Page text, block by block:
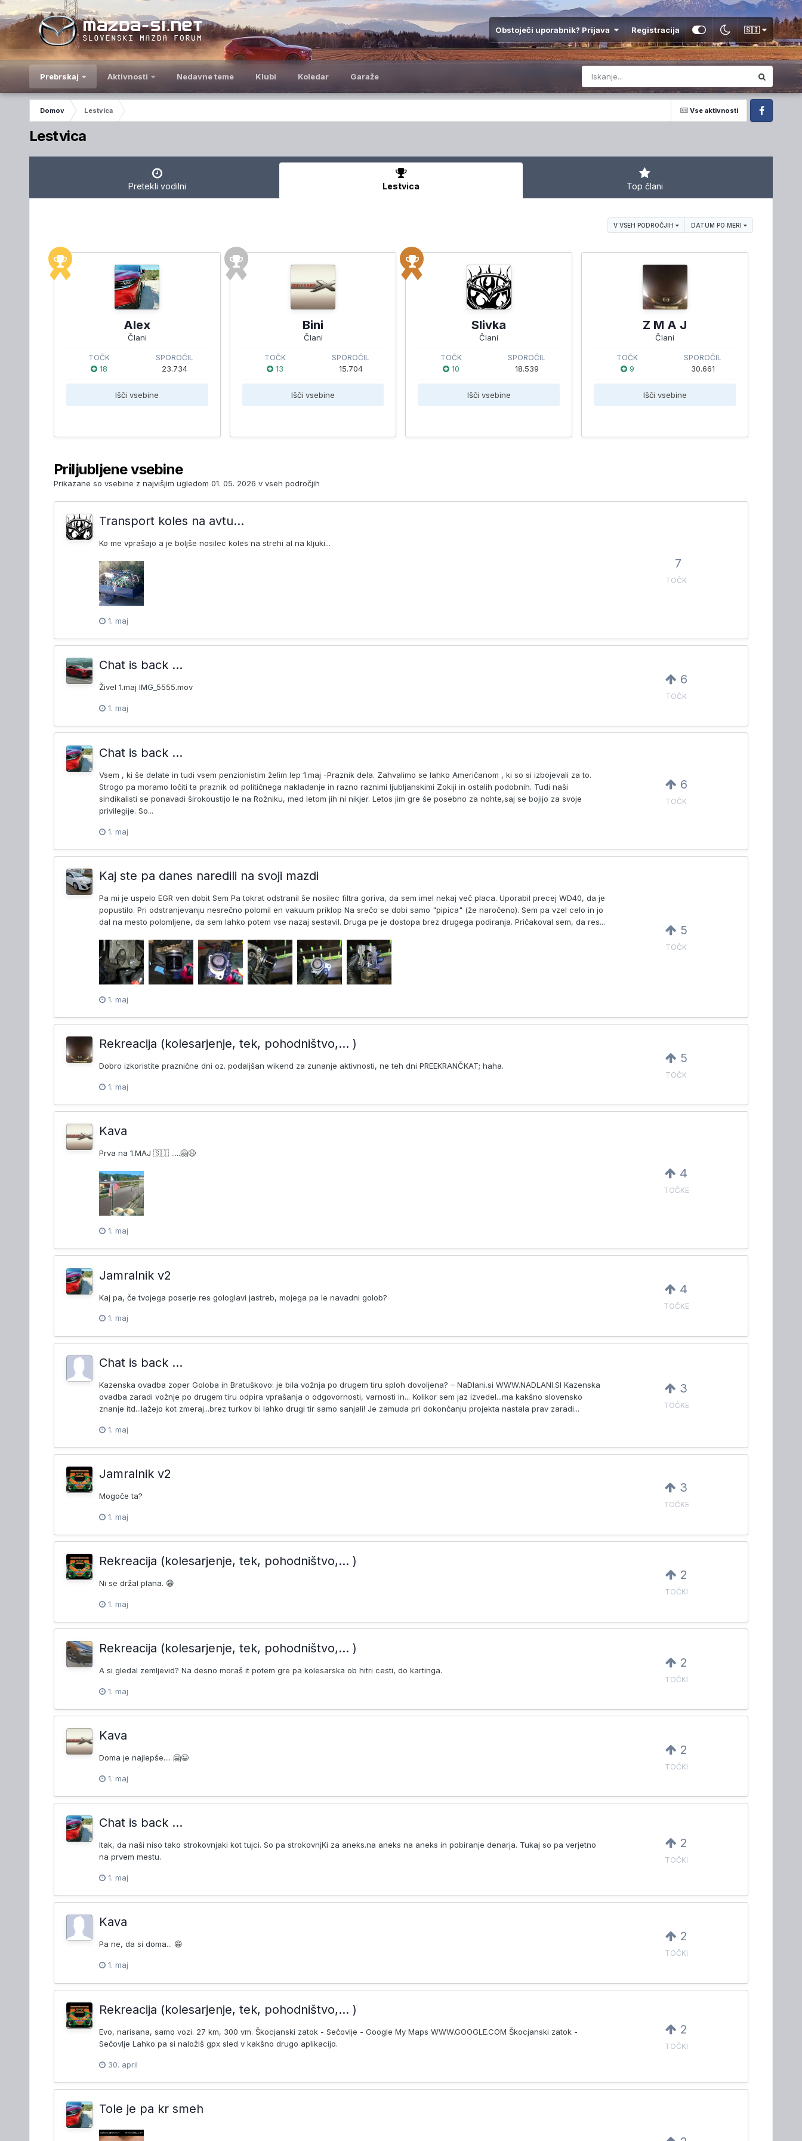
Obstoječi uporabnik? Prijava Registracija 🇸🇮
Prebrskaj Aktivnosti Nedavne teme Klubi Koledar Garaže
Vse aktivnosti
Domov
Lestvica
Facebook
Lestvica
Pretekli vodilni Lestvica Top člani
V VSEH PODROČJIH DATUM PO MERI
Alex
Člani
TOČK
18
SPOROČIL
23.734
Išči vsebine
Bini
Člani
TOČK
13
SPOROČIL
15.704
Išči vsebine
Slivka
Člani
TOČK
10
SPOROČIL
18.539
Išči vsebine
Z M A J
Člani
TOČK
9
SPOROČIL
30.661
Išči vsebine
Priljubljene vsebine
Prikazane so vsebine z najvišjim ugledom 01. 05. 2026 v vseh področjih
Transport koles na avtu...
Ko me vprašajo a je boljše nosilec koles na strehi al na kljuki...
1. maj
7
TOČK
Chat is back ...
Živel 1.maj IMG_5555.mov
1. maj
6
TOČK
Chat is back ...
Vsem , ki še delate in tudi vsem penzionistim želim lep 1.maj -Praznik dela. Zahvalimo se lahko Američanom , ki so si izbojevali za to.
Strogo pa moramo ločiti ta praznik od političnega nakladanje in razno raznimi ljubljanskimi Zokiji in ostalih podobnih. Tudi naši
sindikalisti se ponavadi širokoustijo le na Rožniku, med letom jih ni nikjer. Letos jim gre še posebno za nohte,saj se bojijo za svoje
privilegije. So...
1. maj
6
TOČK
Kaj ste pa danes naredili na svoji mazdi
Pa mi je uspelo EGR ven dobit Sem Pa tokrat odstranil še nosilec filtra goriva, da sem imel nekaj več placa. Uporabil precej WD40, da je
popustilo. Pri odstranjevanju nesrečno polomil en vakuum priklop Na srečo se dobi samo "pipica" (že naročeno). Sem pa vzel celo in jo
dal na mesto polomljene, da sem lahko potem vse nazaj sestavil. Druga pe je dostopa brez drugega podiranja. Pričakoval sem, da res...
1. maj
5
TOČK
Rekreacija (kolesarjenje, tek, pohodništvo,... )
Dobro izkoristite praznične dni oz. podaljšan wikend za zunanje aktivnosti, ne teh dni PREEKRANČKAT; haha.
1. maj
5
TOČK
Kava
Prva na 1.MAJ 🇸🇮 .....🤗😉
1. maj
4
TOČKE
Jamralnik v2
Kaj pa, če tvojega poserje res gologlavi jastreb, mojega pa le navadni golob?
1. maj
4
TOČKE
Chat is back ...
Kazenska ovadba zoper Goloba in Bratuškovo: je bila vožnja po drugem tiru sploh dovoljena? – NaDlani.si WWW.NADLANI.SI Kazenska
ovadba zaradi vožnje po drugem tiru odpira vprašanja o odgovornosti, varnosti in... Kolikor sem jaz izvedel...ma kakšno slovensko
znanje itd...lažejo kot zmeraj...brez turkov bi lahko drugi tir samo sanjali! Je zamuda pri dokončanju projekta nastala prav zaradi...
1. maj
3
TOČKE
Jamralnik v2
Mogoče ta?
1. maj
3
TOČKE
Rekreacija (kolesarjenje, tek, pohodništvo,... )
Ni se držal plana. 😁
1. maj
2
TOČKI
Rekreacija (kolesarjenje, tek, pohodništvo,... )
A si gledal zemljevid? Na desno moraš it potem gre pa kolesarska ob hitri cesti, do kartinga.
1. maj
2
TOČKI
Kava
Doma je najlepše.... 🤗😉
1. maj
2
TOČKI
Chat is back ...
Itak, da naši niso tako strokovnjaki kot tujci. So pa strokovnjKi za aneks.na aneks na aneks in pobiranje denarja. Tukaj so pa verjetno
na prvem mestu.
1. maj
2
TOČKI
Kava
Pa ne, da si doma... 😁
1. maj
2
TOČKI
Rekreacija (kolesarjenje, tek, pohodništvo,... )
Evo, narisana, samo vozi. 27 km, 300 vm. Škocjanski zatok - Sečovlje - Google My Maps WWW.GOOGLE.COM Škocjanski zatok -
Sečovlje Lahko pa si naložiš gpx sled v kakšno drugo aplikacijo.
30. april
2
TOČKI
Tole je pa kr smeh